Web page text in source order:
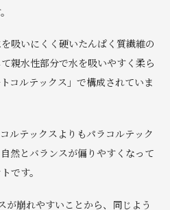
吸いにくく硬いたんぱく質繊維の
親水性部分で水を吸いやすく柔ら
コルテックス」で構成されていま
ルテックスよりもパラコルテック
然とバランスが偏りやすくなって
です。
が崩れやすいことから、同じよう